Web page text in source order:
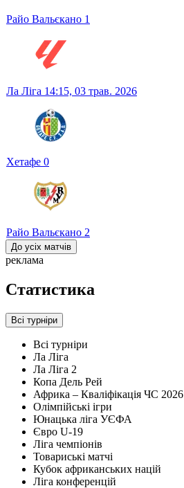
Райо Вальєкано 1
Ла Ліга 14:15, 03 трав. 2026
Хетафе 0
Райо Вальєкано 2
До усіх матчів
реклама
Статистика
Всі турніри
Всі турніри
Ла Ліга
Ла Ліга 2
Копа Дель Рей
Африка – Кваліфікація ЧС 2026
Олімпійські ігри
Юнацька ліга УЄФА
Євро U-19
Ліга чемпіонів
Товариські матчі
Кубок африканських націй
Ліга конференцій